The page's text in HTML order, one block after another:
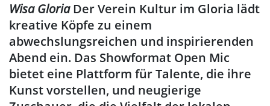
Wisa GloriaDer Verein Kultur im Gloria lädt
kreative Köpfe zu einem
abwechslungsreichen und inspirierenden
Abend ein. Das Showformat Open Mic
bietet eine Plattform für Talente, die ihre
Kunst vorstellen, und neugierige